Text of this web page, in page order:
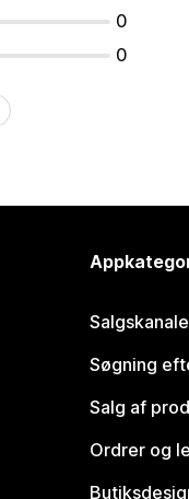
0
0
Søgning
Salg af
Ordrer og